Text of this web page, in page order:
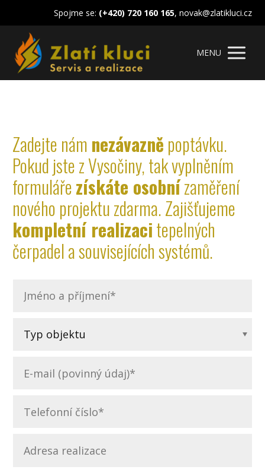
Spojme se: (+420) 720 160 165, novak@zlatikluci.cz
MENU
Zadejte nám nezávazně poptávku.
Pokud jste z Vysočiny, tak vyplněním
formulářezískáte osobnízaměření
nového projektu zdarma. Zajišťujeme
kompletní realizacitepelných
čerpadel a souvisejících systémů.